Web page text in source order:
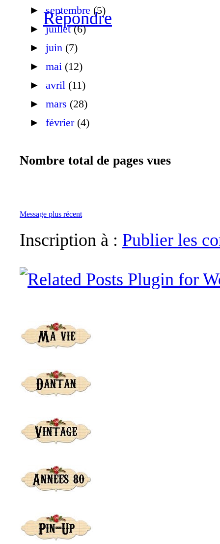
Répondre
Message plus récent
Inscription à : Publier les
►septembre (5)
►juillet (6)
►juin (7)
►mai (12)
►avril (11)
►mars (28)
►février (4)
Nombre total de pages vues